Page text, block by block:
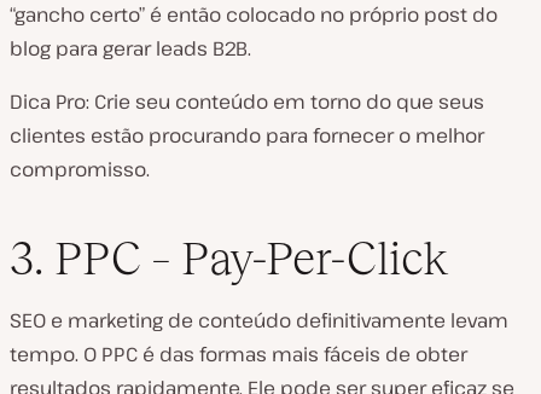
“gancho certo” é então colocado no próprio post do
blog para gerar leads B2B.
Dica Pro: Crie seu conteúdo em torno do que seus
clientes estão procurando para fornecer o melhor
compromisso.
3. PPC – Pay-Per-Click
SEO e marketing de conteúdo definitivamente levam
tempo. O PPC é das formas mais fáceis de obter
resultados rapidamente. Ele pode ser super eficaz se